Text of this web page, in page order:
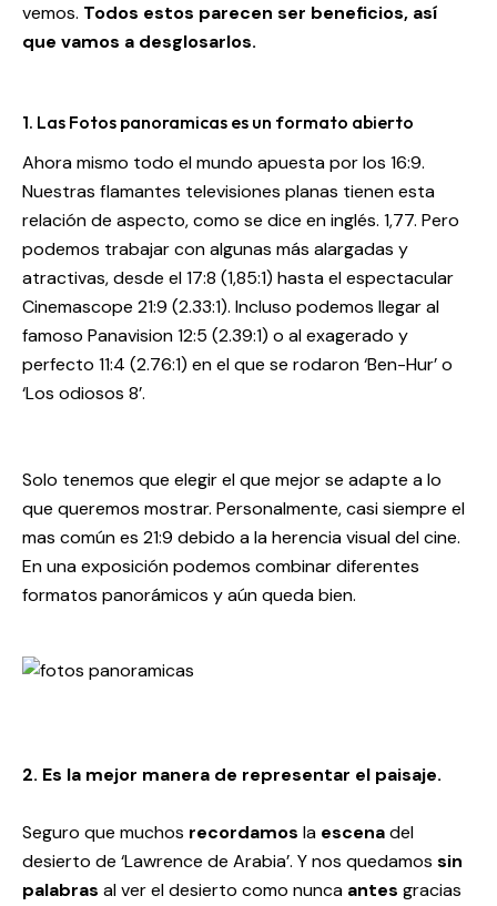
vemos. Todos estos parecen ser beneficios, así
que vamos a desglosarlos.
1. Las Fotos panoramicas es un formato abierto
Ahora mismo todo el mundo apuesta por los 16:9.
Nuestras flamantes televisiones planas tienen esta
relación de aspecto, como se dice en inglés. 1,77. Pero
podemos trabajar con algunas más alargadas y
atractivas, desde el 17:8 (1,85:1) hasta el espectacular
Cinemascope 21:9 (2.33:1). Incluso podemos llegar al
famoso Panavision 12:5 (2.39:1) o al exagerado y
perfecto 11:4 (2.76:1) en el que se rodaron ‘Ben-Hur’ o
‘Los odiosos 8’.
Solo tenemos que elegir el que mejor se adapte a lo
que queremos mostrar. Personalmente, casi siempre el
mas común es 21:9 debido a la herencia visual del cine.
En una exposición podemos combinar diferentes
formatos panorámicos y aún queda bien.
2. Es la mejor manera de representar el paisaje.
Seguro que muchos recordamos la escenadel
desierto de ‘Lawrence de Arabia’. Y nos quedamos sin
palabras al ver el desierto como nunca antes gracias